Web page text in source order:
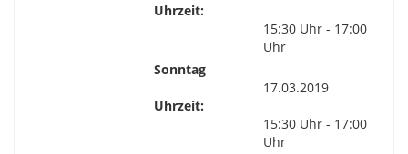
Uhrzeit:
15:30 Uhr - 17:00
Uhr
Sonntag
17.03.2019
Uhrzeit:
15:30 Uhr - 17:00
Uhr